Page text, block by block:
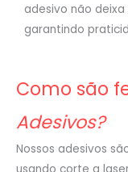
adesivo não
garantindo
Como são
Adesivos?
Nossos adesivos